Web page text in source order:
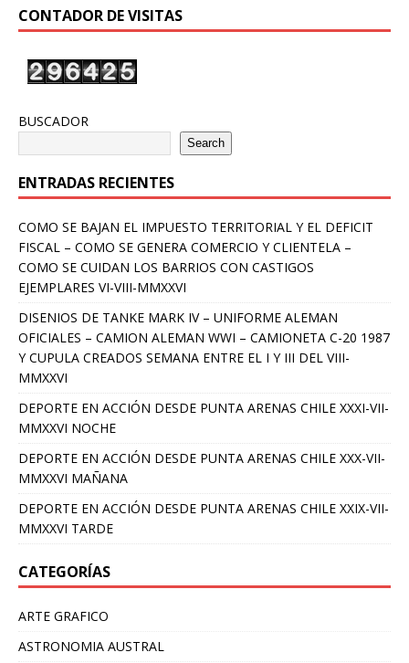
CONTADOR DE VISITAS
BUSCADOR
Search
ENTRADAS RECIENTES
COMO SE BAJAN EL IMPUESTO TERRITORIAL Y EL DEFICIT
FISCAL – COMO SE GENERA COMERCIO Y CLIENTELA –
COMO SE CUIDAN LOS BARRIOS CON CASTIGOS
EJEMPLARES VI-VIII-MMXXVI
DISENIOS DE TANKE MARK IV – UNIFORME ALEMAN
OFICIALES – CAMION ALEMAN WWI – CAMIONETA C-20 1987
Y CUPULA CREADOS SEMANA ENTRE EL I Y III DEL VIII-
MMXXVI
DEPORTE EN ACCIÓN DESDE PUNTA ARENAS CHILE XXXI-VII-
MMXXVI NOCHE
DEPORTE EN ACCIÓN DESDE PUNTA ARENAS CHILE XXX-VII-
MMXXVI MAÑANA
DEPORTE EN ACCIÓN DESDE PUNTA ARENAS CHILE XXIX-VII-
MMXXVI TARDE
CATEGORÍAS
ARTE GRAFICO
ASTRONOMIA AUSTRAL